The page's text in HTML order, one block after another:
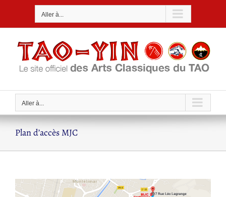
Aller à...
Aller à...
Plan d’accès MJC